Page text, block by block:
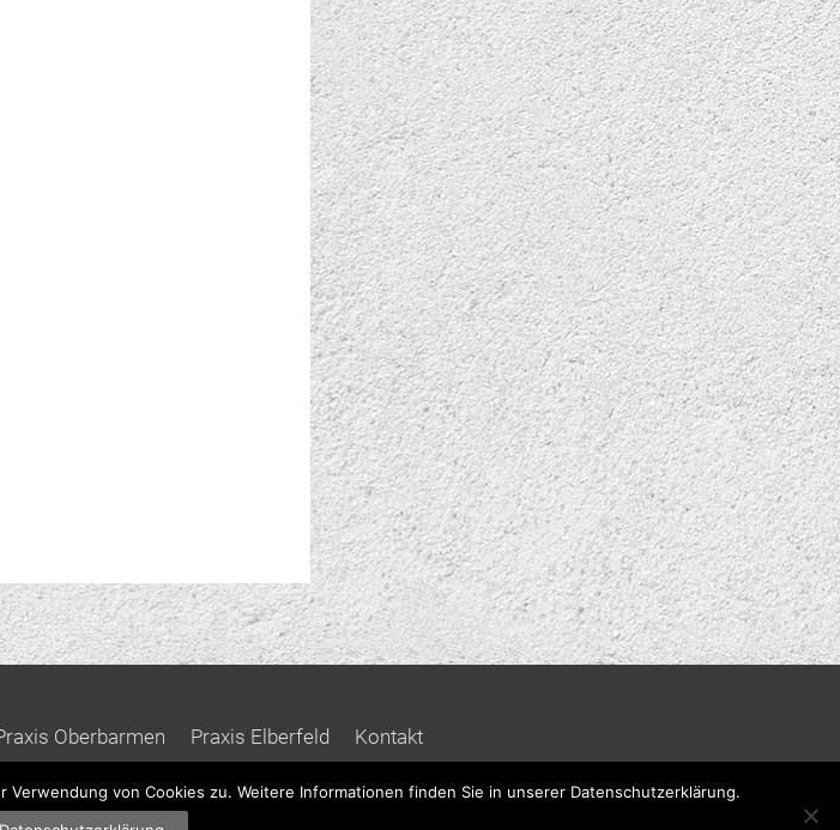
Oberbarmen Praxis Elberfeld Kontakt
Schulz| Regine Schulz
von Cookies zu. Weitere Informationen finden Sie in unserer Datenschutzerklärung.